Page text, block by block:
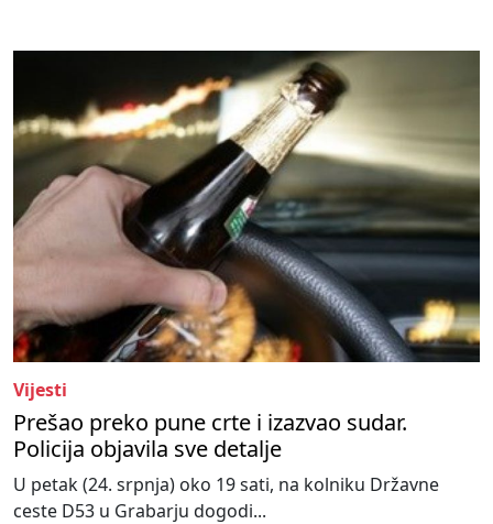
Vijesti
Prešao preko pune crte i izazvao sudar.
Policija objavila sve detalje
U petak (24. srpnja) oko 19 sati, na kolniku Državne
ceste D53 u Grabarju dogodi...